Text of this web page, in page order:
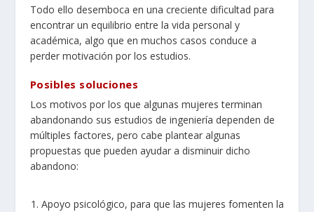
Todo ello desemboca en una creciente dificultad para
encontrar un equilibrio entre la vida personal y
académica, algo que en muchos casos conduce a
perder motivación por los estudios.
Posibles soluciones
Los motivos por los que algunas mujeres terminan
abandonando sus estudios de ingeniería dependen de
múltiples factores, pero cabe plantear algunas
propuestas que pueden ayudar a disminuir dicho
abandono:
Apoyo psicológico, para que las mujeres fomenten la